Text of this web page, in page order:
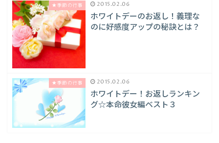
★季節の行事 2015.02.06
ホワイトデーのお返し！義理な
のに好感度アップの秘訣とは？
★季節の行事 2015.02.06
ホワイトデー！お返しランキン
グ☆本命彼女編ベスト３